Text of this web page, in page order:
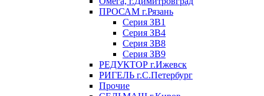
ПРОСАМ г.Рязань
Серия ЗВ1
Серия ЗВ4
Серия ЗВ8
Серия ЗВ9
РЕДУКТОР г.Ижевск
РИГЕЛЬ г.С.Петербург
Прочие